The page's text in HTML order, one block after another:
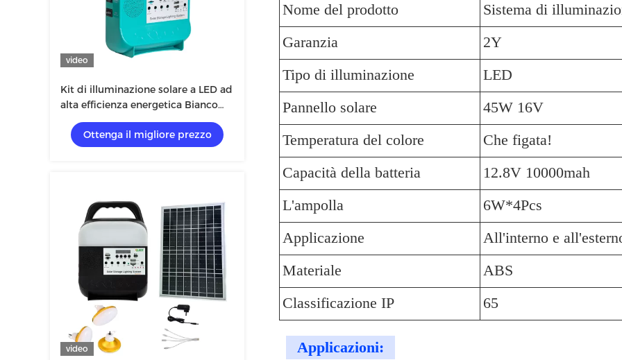
video
Kit di illuminazione solare a LED ad
alta efficienza energetica Bianco
fresco
Ottenga il migliore prezzo
video
Nome del prodotto
Sistema di
Garanzia
2Y
Tipo di illuminazione
LED
Pannello solare
45W 16V
Temperatura del colore
Che figata!
Capacità della batteria
12.8V 10000mah
L'ampolla
6W*4Pcs
Applicazione
All'interno e
Materiale
ABS
Classificazione IP
65
Applicazioni: